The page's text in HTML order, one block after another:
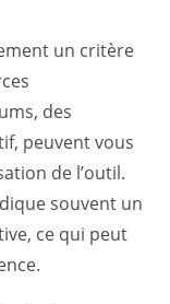
un critère
des
peuvent vous
de l’outil.
souvent un
ce qui peut